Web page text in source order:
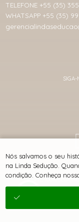
SITE 100%
TELEFONE +55 (35)
WHATSAPP +55 (35)
Nós salvamos o seu
na Linda Sedução.
condição. Conheça